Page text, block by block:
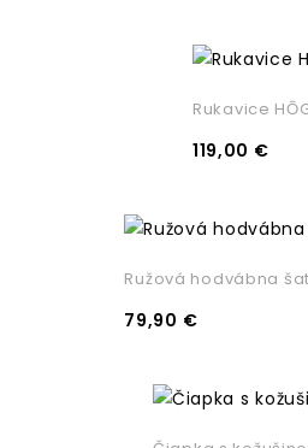
Rukavice
119,00 €
Ružová hodvábna
79,90 €